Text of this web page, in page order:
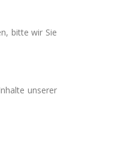
bitte wir Sie
unserer